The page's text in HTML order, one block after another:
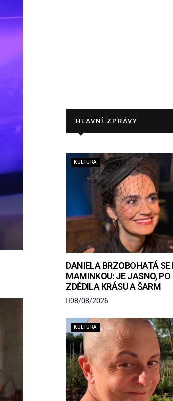
HLAVNÍ ZPRÁVY
KULTURA
DANIELA BRZOBOHATÁ
MAMINKOU: JE JASNO, PO
ZDĚDILA KRÁSU A ŠARM
08/08/2026
KULTURA